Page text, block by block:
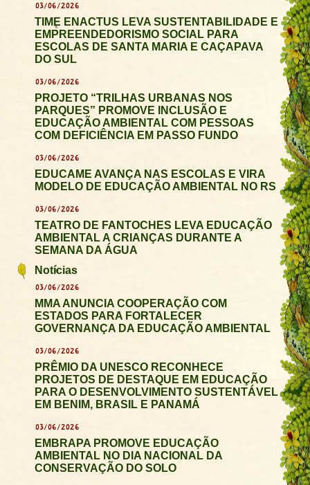
03/06/2026
TIME ENACTUS LEVA SUSTENTABILIDADE E
EMPREENDEDORISMO SOCIAL PARA
ESCOLAS DE SANTA MARIA E CAÇAPAVA
DO SUL
03/06/2026
PROJETO “TRILHAS URBANAS NOS
PARQUES” PROMOVE INCLUSÃO E
EDUCAÇÃO AMBIENTAL COM PESSOAS
COM DEFICIÊNCIA EM PASSO FUNDO
03/06/2026
EDUCAME AVANÇA NAS ESCOLAS E VIRA
MODELO DE EDUCAÇÃO AMBIENTAL NO RS
03/06/2026
TEATRO DE FANTOCHES LEVA EDUCAÇÃO
AMBIENTAL A CRIANÇAS DURANTE A
SEMANA DA ÁGUA
Notícias
03/06/2026
MMA ANUNCIA COOPERAÇÃO COM
ESTADOS PARA FORTALECER
GOVERNANÇA DA EDUCAÇÃO AMBIENTAL
03/06/2026
PRÊMIO DA UNESCO RECONHECE
PROJETOS DE DESTAQUE EM EDUCAÇÃO
PARA O DESENVOLVIMENTO SUSTENTÁVEL
EM BENIM, BRASIL E PANAMÁ
03/06/2026
EMBRAPA PROMOVE EDUCAÇÃO
AMBIENTAL NO DIA NACIONAL DA
CONSERVAÇÃO DO SOLO